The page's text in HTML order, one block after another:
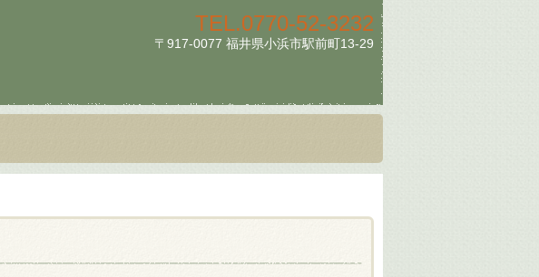
TEL.0770-52-3232
〒917-0077 福井県小浜市駅前町13-29